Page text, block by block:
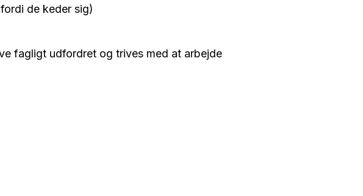
de keder sig)
fagligt udfordret og trives med at arbejde